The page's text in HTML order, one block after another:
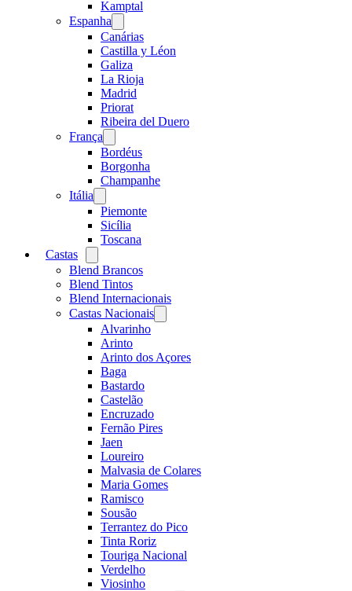
Kamptal
Espanha
menu
Canárias
Castilla y Léon
Galiza
La Rioja
Madrid
Priorat
Ribeira del Duero
França
menu
Bordéus
Borgonha
Champanhe
Itália
menu
Piemonte
Sicília
Toscana
Castas
menu
Blend Brancos
Blend Tintos
Blend Internacionais
Castas Nacionais
menu
Alvarinho
Arinto
Arinto dos Açores
Baga
Bastardo
Castelão
Encruzado
Fernão Pires
Jaen
Loureiro
Malvasia de Colares
Maria Gomes
Ramisco
Sousão
Terrantez do Pico
Tinta Roriz
Touriga Nacional
Verdelho
Viosinho